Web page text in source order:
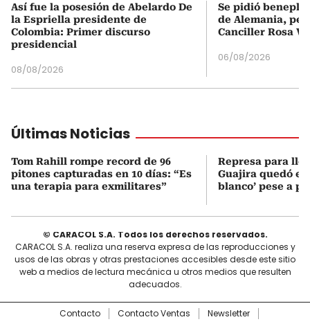
Así fue la posesión de Abelardo De
la Espriella presidente de
Colombia: Primer discurso
presidencial
08/08/2026
Se pidió
de Alemania,
Canciller Rosa
06/08/2026
Últimas Noticias
Tom Rahill rompe record de 96
pitones capturadas en 10 días: “Es
una terapia para exmilitares”
Represa para
Guajira quedó en
blanco’ pese a
© CARACOL S.A. Todos los derechos reservados.
CARACOL S.A. realiza una reserva expresa de las reproducciones y
usos de las obras y otras prestaciones accesibles desde este sitio
web a medios de lectura mecánica u otros medios que resulten
adecuados.
Contacto Contacto Ventas
Newsletter